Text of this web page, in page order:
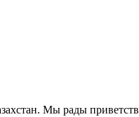
Мы рады